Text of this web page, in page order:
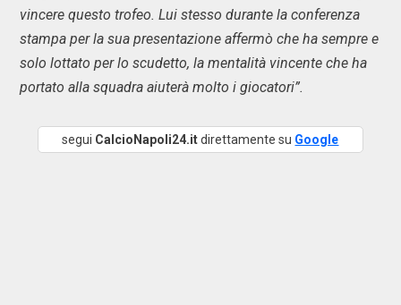
vincere questo trofeo. Lui stesso durante la conferenza
stampa per la sua presentazione affermò che ha sempre e
solo lottato per lo scudetto, la mentalità vincente che ha
portato alla squadra aiuterà molto i giocatori”.
segui CalcioNapoli24.itdirettamente su Google